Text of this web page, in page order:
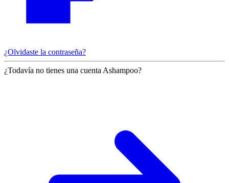
¿Olvidaste la contraseña?
¿Todavía no tienes una cuenta Ashampoo?